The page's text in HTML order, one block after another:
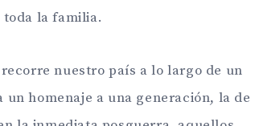
la familia.
nuestro país a lo largo de un
homenaje a una generación, la de